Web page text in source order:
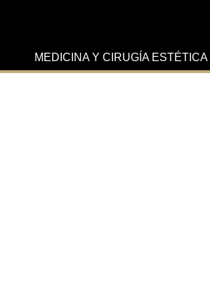
MEDICINA Y CIRUGÍA ESTÉTICA|